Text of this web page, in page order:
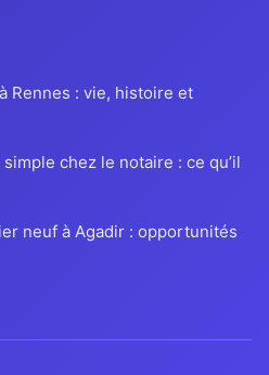
Rennes : vie, histoire et
chez le notaire : ce qu’il
neuf à Agadir : opportunités